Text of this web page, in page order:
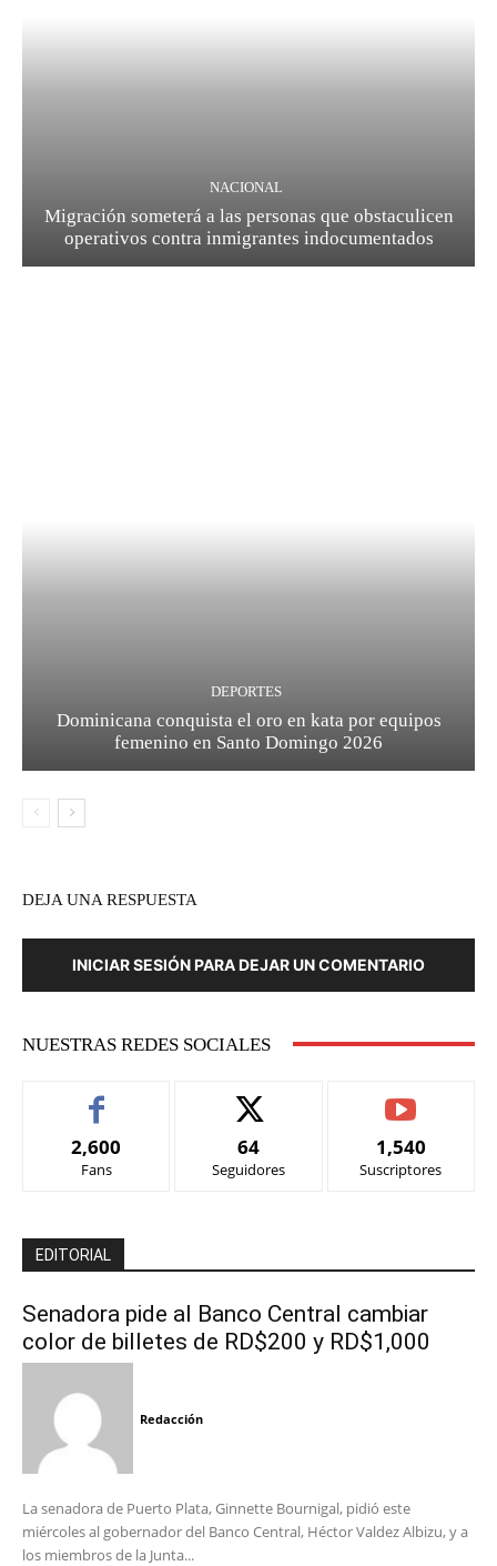
NACIONAL
Migración someterá a las personas que obstaculicen
operativos contra inmigrantes indocumentados
DEPORTES
Dominicana conquista el oro en kata por equipos
femenino en Santo Domingo 2026
DEJA UNA RESPUESTA
INICIAR SESIÓN PARA DEJAR UN COMENTARIO
NUESTRAS REDES SOCIALES
2,600
Fans
64
Seguidores
1,540
Suscriptores
EDITORIAL
Senadora pide al Banco Central cambiar
color de billetes de RD$200 y RD$1,000
Redacción
La senadora de Puerto Plata, Ginnette Bournigal, pidió este
miércoles al gobernador del Banco Central, Héctor Valdez Albizu, y a
los miembros de la Junta...